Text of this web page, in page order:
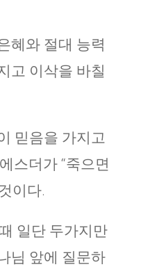
혜와 절대 능력
고 이삭을 바칠
믿음을 가지고
스더가 “죽으면
이다.
일단 두가지만
님 앞에 질문하